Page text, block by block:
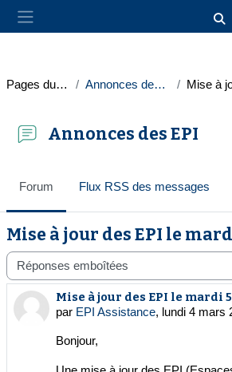
Panneau latéral
Pages du site Annonces des EPI
Annonces des EPI
Forum Flux RSS des messages
Mise à jour des EPI le
Type d’affichage
Mise à jour des EPI le mardi
par EPI Assistance, lundi 4 mars
Nombre de réponses : 0
Bonjour,